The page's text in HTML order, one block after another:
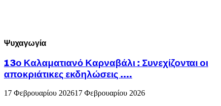
Ψυχαγωγία
13ο Καλαματιανό Καρναβάλι : Συνεχίζονται οι
αποκριάτικες εκδηλώσεις ….
17 Φεβρουαρίου 202617 Φεβρουαρίου 2026